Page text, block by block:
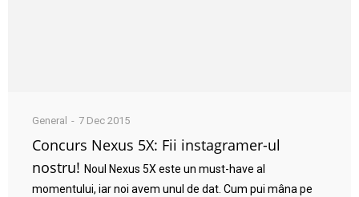
General 7 Dec 2015
Concurs Nexus 5X: Fii instagramer-ul
nostru! Noul Nexus 5X este un must-have al
momentului, iar noi avem unul de dat. Cum pui mâna pe